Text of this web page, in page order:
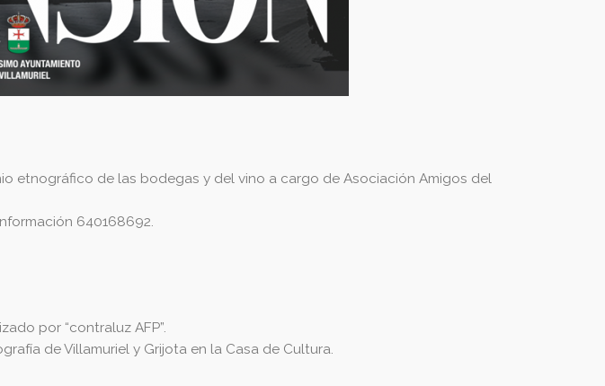
etnográfico de las bodegas y del vino a cargo de Asociación Amigos del
640168692.
por “contraluz AFP”.
de Villamuriel y Grijota en la Casa de Cultura.